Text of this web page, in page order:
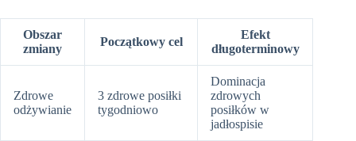
Obszar
zmiany
Początkowy cel
Efekt
długoterminowy
Zdrowe
odżywianie
3 zdrowe posiłki
tygodniowo
Dominacja
zdrowych
posiłków w
jadłospisie